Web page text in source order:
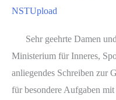
Finanzhilfe
nach
NKomFöGV-
FkB-
MK;
NSTUpload
Sehr geehrte Damen
Ministerium für Inneres,
anliegendes Schreiben zur
für besondere Aufgaben